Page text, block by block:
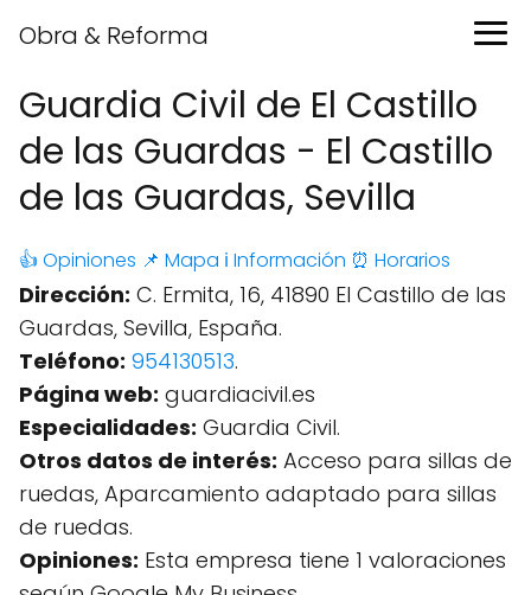
Obra & Reforma
Guardia Civil de El Castillo
de las Guardas - El Castillo
de las Guardas, Sevilla
👍 Opiniones 📌 Mapa ℹ️ Información ⏰ Horarios
Dirección: C. Ermita, 16, 41890 El Castillo de las
Guardas, Sevilla, España.
Teléfono: 954130513.
Página web: guardiacivil.es
Especialidades: Guardia Civil.
Otros datos de interés: Acceso para sillas de
ruedas, Aparcamiento adaptado para sillas
de ruedas.
Opiniones: Esta empresa tiene 1 valoraciones